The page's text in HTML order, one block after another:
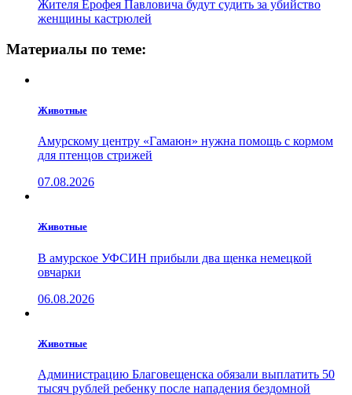
Жителя Ерофея Павловича будут судить за убийство
женщины кастрюлей
Материалы по теме:
Животные
Амурскому центру «Гамаюн» нужна помощь с кормом
для птенцов стрижей
07.08.2026
Животные
В амурское УФСИН прибыли два щенка немецкой
овчарки
06.08.2026
Животные
Администрацию Благовещенска обязали выплатить 50
тысяч рублей ребенку после нападения бездомной